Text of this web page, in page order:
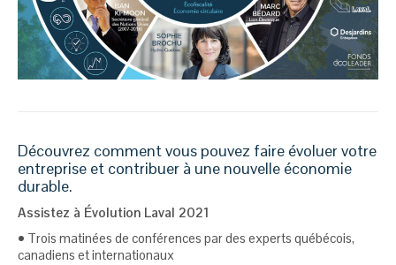
Découvrez comment vous pouvez faire évoluer votre
entreprise et contribuer à une nouvelle économie
durable.
Assistez à Évolution Laval 2021
• Trois matinées de conférences par des experts québécois,
canadiens et internationaux